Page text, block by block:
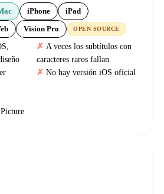
iPhone iPad
Vision Pro OPEN SOURCE
A veces los subtítulos con
caracteres raros fallan
No hay versión iOS oficial